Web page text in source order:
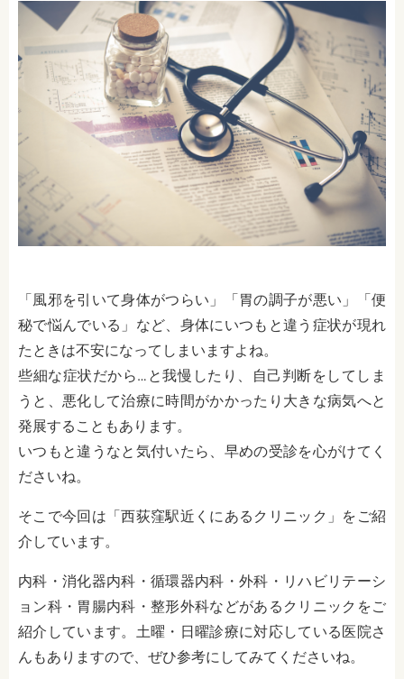
おでかけ
生活
「風邪を引いて身体がつらい」「胃の調子が悪い」「便
秘で悩んでいる」など、身体にいつもと違う症状が現れ
たときは不安になってしまいますよね。
些細な症状だから…と我慢したり、自己判断をしてしま
うと、悪化して治療に時間がかかったり大きな病気へと
発展することもあります。
いつもと違うなと気付いたら、早めの受診を心がけてく
ださいね。
そこで今回は「西荻窪駅近くにあるクリニック」をご紹
介しています。
内科・消化器内科・循環器内科・外科・リハビリテーシ
ョン科・胃腸内科・整形外科などがあるクリニックをご
紹介しています。土曜・日曜診療に対応している医院さ
んもありますので、ぜひ参考にしてみてくださいね。